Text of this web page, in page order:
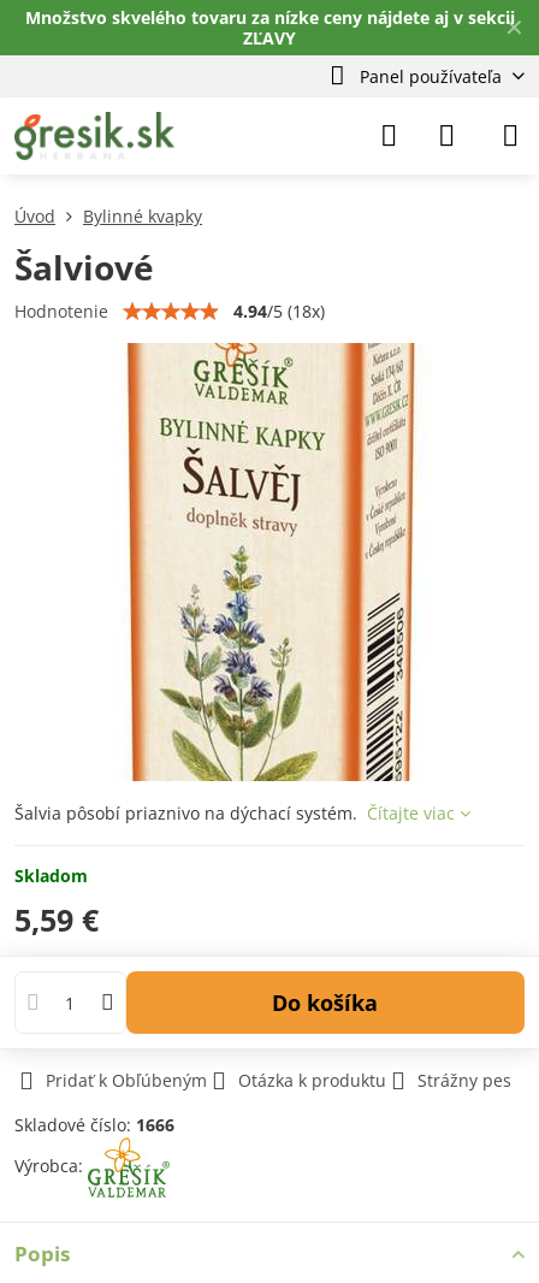
✕
Množstvo skvelého tovaru za nízke ceny nájdete aj v sekcii
ZĽAVY
Panel používateľa
Úvod Bylinné kvapky
Šalviové
Hodnotenie 4.94/5 (18x)
Šalvia pôsobí priaznivo na dýchací systém. Čítajte viac
Skladom
5,59 €
Do košíka
Pridať k Obľúbeným Otázka k produktu
Strážny pes
Skladové číslo: 1666
Výrobca:
Popis